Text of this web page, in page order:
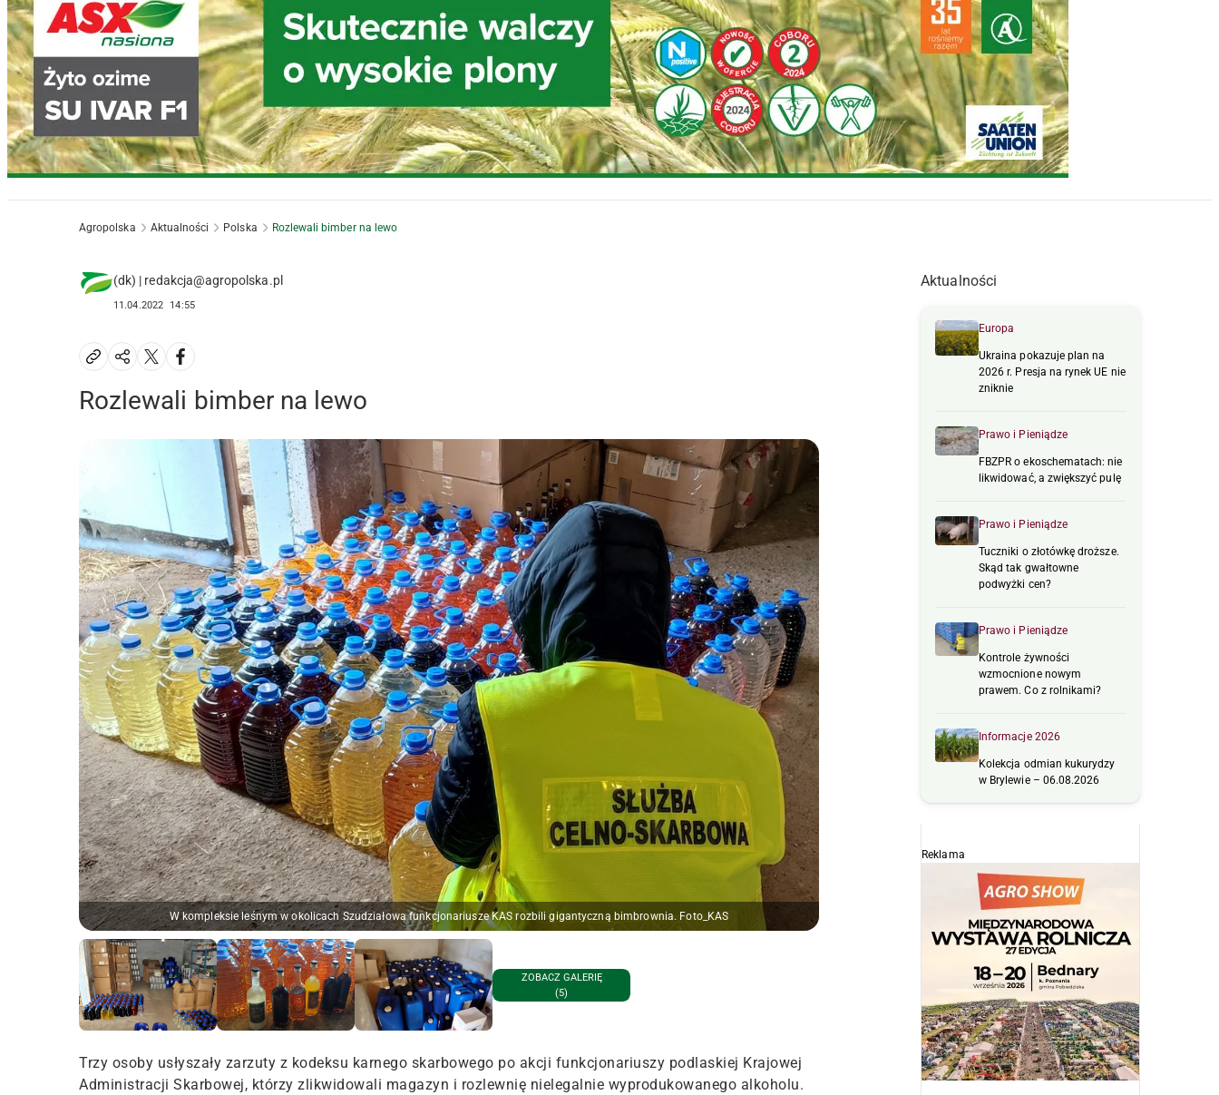
Agropolska Aktualności Polska Rozlewali bimber na lewo
(dk) | redakcja@agropolska.pl
11.04.2022 14:55
Rozlewali bimber na lewo
W kompleksie leśnym w okolicach Szudziałowa funkcjonariusze KAS rozbili gigantyczną bimbrownia. Foto_KAS
ZOBACZ GALERIĘ
(5)
Trzy osoby usłyszały zarzuty z kodeksu karnego skarbowego po akcji funkcjonariuszy podlaskiej Krajowej
Administracji Skarbowej, którzy zlikwidowali magazyn i rozlewnię nielegalnie wyprodukowanego alkoholu.
Aktualności
Europa
Ukraina pokazuje plan na
2026 r. Presja na rynek UE nie
zniknie
Prawo i Pieniądze
FBZPR o ekoschematach: nie
likwidować, a zwiększyć pulę
Prawo i Pieniądze
Tuczniki o złotówkę droższe.
Skąd tak gwałtowne
podwyżki cen?
Prawo i Pieniądze
Kontrole żywności
wzmocnione nowym
prawem. Co z rolnikami?
Informacje 2026
Kolekcja odmian kukurydzy
w Brylewie – 06.08.2026
Reklama